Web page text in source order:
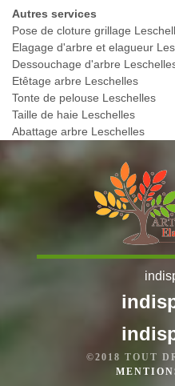
Autres services
Pose de cloture grillage
Elagage d'arbre et elagueur
Dessouchage d'arbre
Etêtage arbre Leschelles
Tonte de pelouse Leschelles
Taille de haie Leschelles
Abattage arbre Leschelles
©2018 TOUT